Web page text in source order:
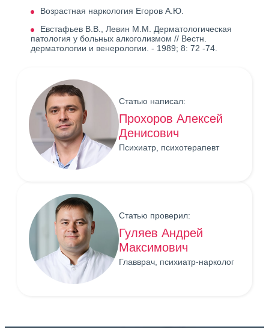
Возрастная наркология Егоров А.Ю.
Евстафьев В.В., Левин М.М. Дерматологическая
патология у больных алкоголизмом // Вестн.
дерматологии и венерологии. - 1989; 8: 72 -74.
Статью написал:
Прохоров Алексей
Денисович
Психиатр, психотерапевт
Статью проверил:
Гуляев Андрей
Максимович
Главврач, психиатр-нарколог